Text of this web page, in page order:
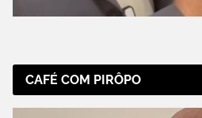
CAFÉ COM PIRÔPO